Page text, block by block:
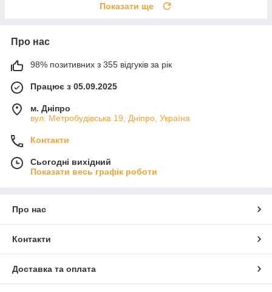
Показати ще
Про нас
98% позитивних з 355 відгуків за рік
Працює з 05.09.2025
м. Дніпро
вул. Метробудівська 19, Дніпро, Україна
Контакти
Сьогодні вихідний
Показати весь графік роботи
Про нас
Контакти
Доставка та оплата